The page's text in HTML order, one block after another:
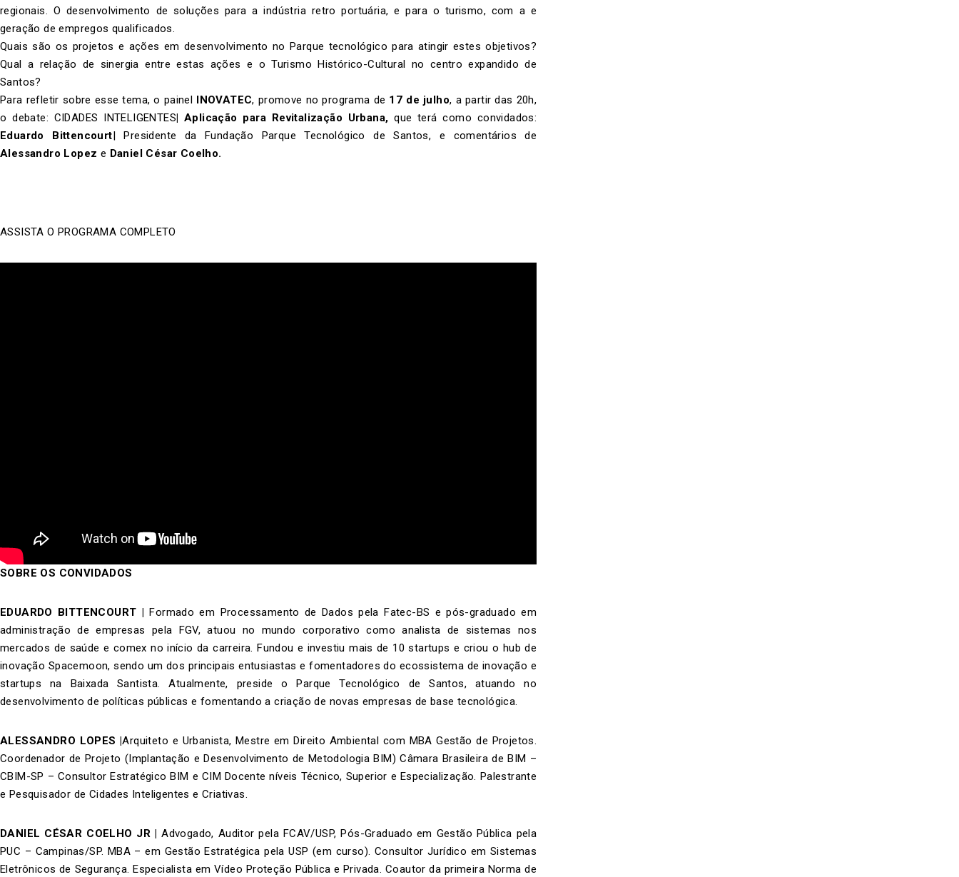
regionais. O desenvolvimento de soluções para a indústria retro portuária, e para o turismo, com a e
geração de empregos qualificados.
Quais são os projetos e ações em desenvolvimento no Parque tecnológico para atingir estes objetivos?
Qual a relação de sinergia entre estas ações e o Turismo Histórico-Cultural no centro expandido de
Santos?
Para refletir sobre esse tema, o painel INOVATEC, promove no programa de 17 de julho, a partir das 20h,
o debate: CIDADES INTELIGENTES|Aplicação para Revitalização Urbana,que terá como convidados:
Eduardo Bittencourt| Presidente da Fundação Parque Tecnológico de Santos, e comentários de
Alessandro Lopez e Daniel César Coelho.
ASSISTA O PROGRAMA COMPLETO
SOBRE OS CONVIDADOS
EDUARDO BITTENCOURT |Formado em Processamento de Dados pela Fatec-BS e pós-graduado em
administração de empresas pela FGV, atuou no mundo corporativo como analista de sistemas nos
mercados de saúde e comex no início da carreira. Fundou e investiu mais de 10 startups e criou o hub de
inovação Spacemoon, sendo um dos principais entusiastas e fomentadores do ecossistema de inovação e
startups na Baixada Santista. Atualmente, preside o Parque Tecnológico de Santos, atuando no
desenvolvimento de políticas públicas e fomentando a criação de novas empresas de base tecnológica.
ALESSANDRO LOPES|Arquiteto e Urbanista, Mestre em Direito Ambiental com MBA Gestão de Projetos.
Coordenador de Projeto (Implantação e Desenvolvimento de Metodologia BIM) Câmara Brasileira de BIM –
CBIM-SP – Consultor Estratégico BIM e CIM Docente níveis Técnico, Superior e Especialização. Palestrante
e Pesquisador de Cidades Inteligentes e Criativas.
DANIEL CÉSAR COELHO JR | Advogado, Auditor pela FCAV/USP, Pós-Graduado em Gestão Pública pela
PUC – Campinas/SP. MBA – em Gestão Estratégica pela USP (em curso). Consultor Jurídico em Sistemas
Eletrônicos de Segurança. Especialista em Vídeo Proteção Pública e Privada. Coautor da primeira Norma de